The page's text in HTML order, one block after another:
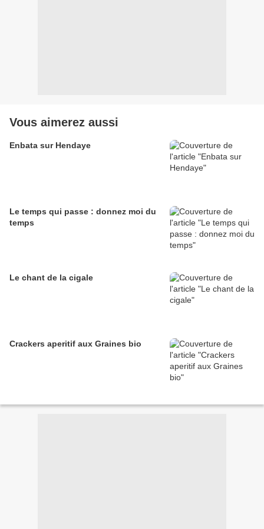
Vous aimerez aussi
Enbata sur Hendaye
Le temps qui passe : donnez moi du
temps
Le chant de la cigale
Crackers aperitif aux Graines bio